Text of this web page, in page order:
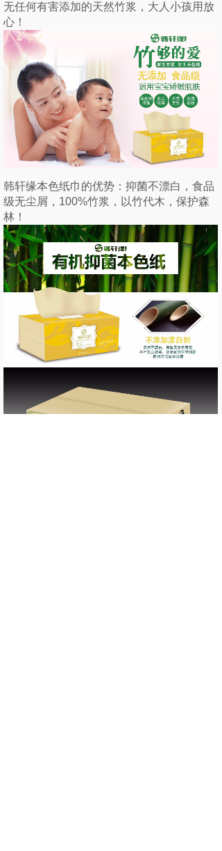
无任何有害添加的天然竹浆，大人小孩用放
心！️️
韩轩缘本色纸巾的优势：抑菌不漂白，食品
级无尘屑，100%竹浆，以竹代木，保护森
林！